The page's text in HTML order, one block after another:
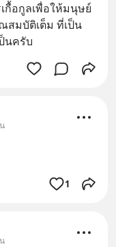
กื้อกูลเพื่อให้มนุษย์
สมบัติเต็ม ที่เป็น
นครับ
1